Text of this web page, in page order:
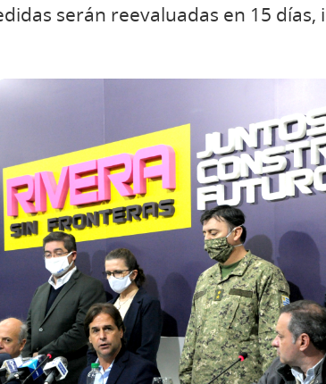
serán reevaluadas en 15